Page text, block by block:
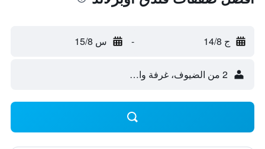
ج 14/8 - س 15/8
2 من الضيوف، غرفة واحدة